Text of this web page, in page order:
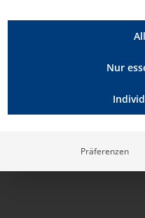
Nur
Präferenzen